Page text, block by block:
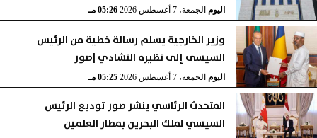
اليومالجمعة، 7 أغسطس 2026 05:28 مـ اليومالجمعة، 7 أغسطس 2026 05:26 مـ
وزير الخارجية يسلم رسالة خطية من الرئيس
السيسى إلى نظيره التشادي |صور
اليومالجمعة، 7 أغسطس 2026 05:25 مـ
المتحدث الرئاسي ينشر صور توديع الرئيس
السيسي لملك البحرين بمطار العلمين